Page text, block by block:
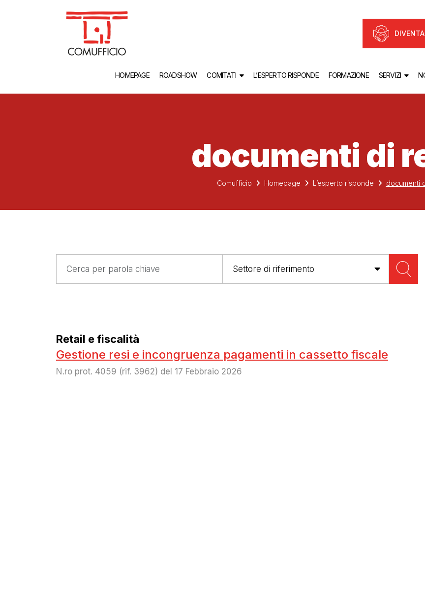
HOMEPAGE ROADSHOW COMITATI L’ESPERTO RISPONDE FORMAZIONE SERVIZI
documenti di
Comufficio Homepage L’esperto risponde documenti
Retail e fiscalità
Gestione resi e incongruenza pagamenti in cassetto fiscale
N.ro prot. 4059 (rif. 3962) del 17 Febbraio 2026